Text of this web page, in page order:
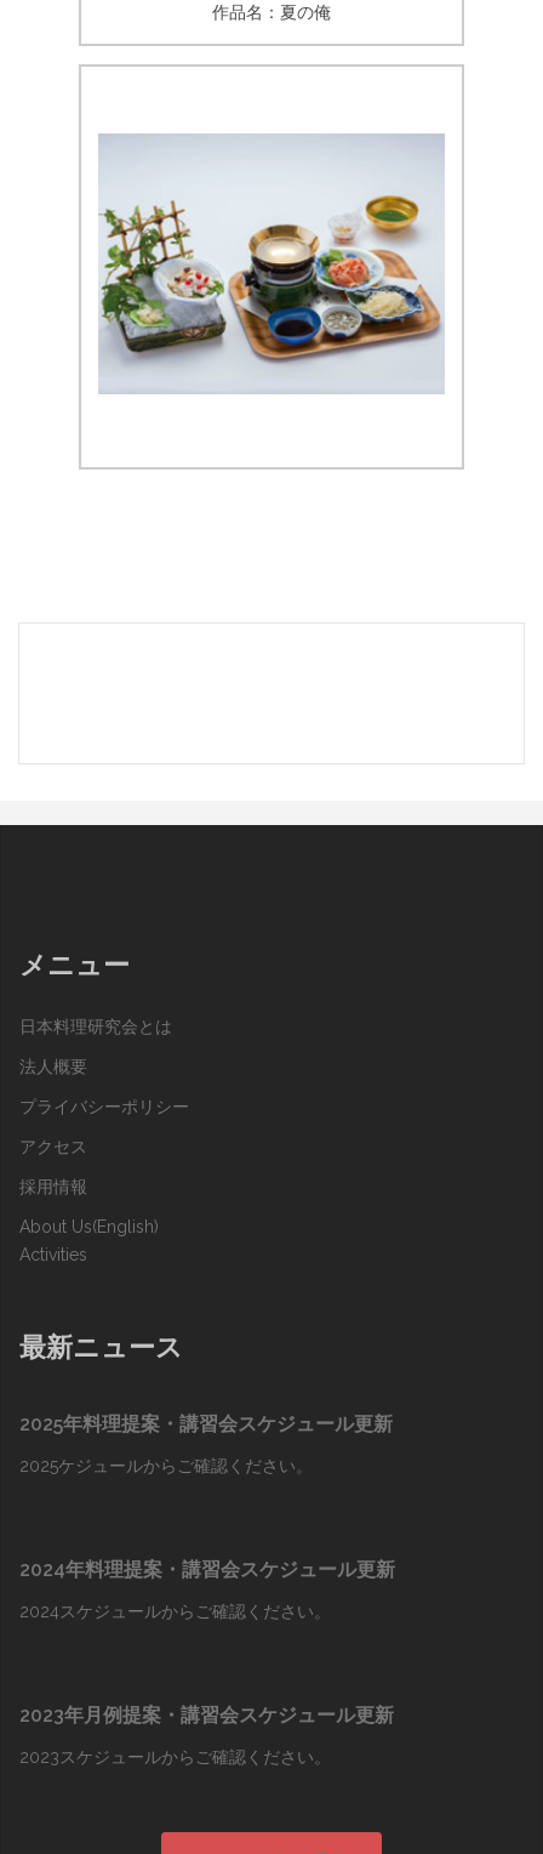
作品名：夏の俺
メニュー
日本料理研究会とは
法人概要
プライバシーポリシー
アクセス
採用情報
About Us(English)
Activities
最新ニュース
2025年料理提案・講習会スケジュール更新
2025ケジュールからご確認ください。
2024年料理提案・講習会スケジュール更新
2024スケジュールからご確認ください。
2023年月例提案・講習会スケジュール更新
2023スケジュールからご確認ください。